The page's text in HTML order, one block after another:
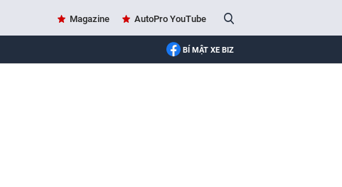
Magazine AutoPro YouTube
BÍ MẬT XE BIZ